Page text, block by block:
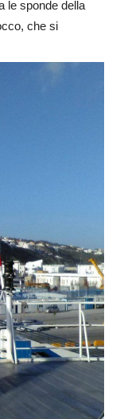
le sponde della
che si